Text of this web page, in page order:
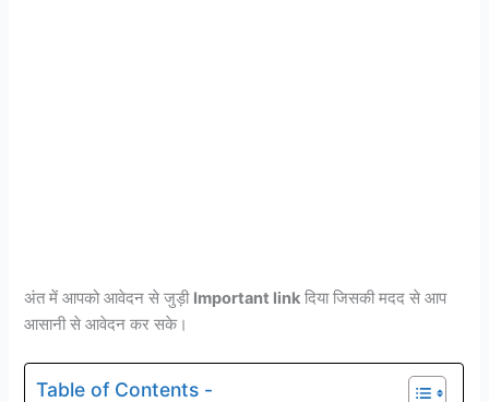
अंत में आपको आवेदन से जुड़ी Important link दिया जिसकी मदद से आप
आसानी से आवेदन कर सके।
Table of Contents -